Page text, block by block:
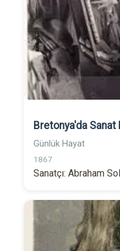
Bretonya'da
Günlük Hayat
1867
Sanatçı: Abraham